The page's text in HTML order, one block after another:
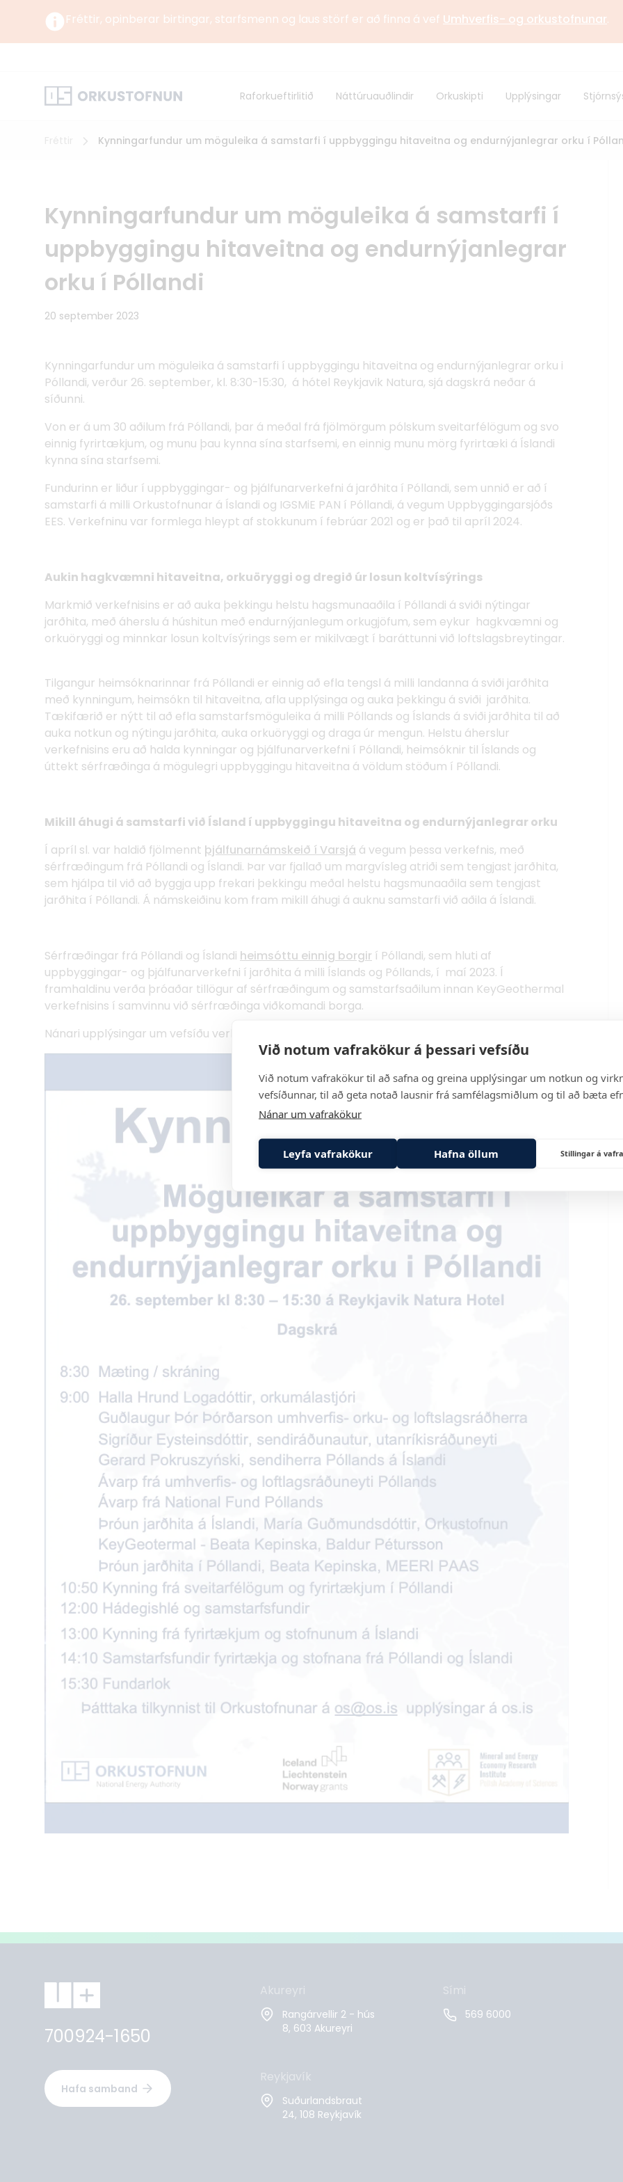
Við notum vafrakökur á þessari vefsíðu
Við notum vafrakökur til að safna og greina upplýsingar um notkun og
vefsíðunnar, til að geta notað lausnir frá samfélagsmiðlum og til að bæta
Nánar um vafrakökur
Leyfa vafrakökur Hafna öllum Stillingar á
Fréttir, opinberar birtingar, starfsmenn og laus störf er að finna á vef Umhverfis- og orkustofnunar.
Um okkur
Orkustofnun starfar undir yfirstjórn Umhverfis-,
Norrænt samstarf
Alþjóðlegt samstarf
Raforkueftirlitið Náttúruauðlindir Orkuskipti Upplýsingar
Kynningarfundur um möguleika á samstarfi í uppbyggingu hitaveitna og endurnýjanlegrar orku í
Kynningarfundur um möguleika á samstarfi í
uppbyggingu hitaveitna og endurnýjanlegrar
orku í Póllandi
20 september 2023
Kynningarfundur um möguleika á samstarfi í uppbyggingu hitaveitna og endurnýjanlegrar orku i
Póllandi, verður 26. september, kl. 8:30-15:30, á hótel Reykjavik Natura, sjá dagskrá neðar á
síðunni.
Von er á um 30 aðilum frá Póllandi, þar á meðal frá fjölmörgum pólskum sveitarfélögum og svo
einnig fyrirtækjum, og munu þau kynna sína starfsemi, en einnig munu mörg fyrirtæki á Íslandi
kynna sína starfsemi.
Fundurinn er liður í uppbyggingar- og þjálfunarverkefni á jarðhita í Póllandi, sem unnið er að í
samstarfi á milli Orkustofnunar á Íslandi og IGSMiE PAN í Póllandi, á vegum Uppbyggingarsjóðs
EES. Verkefninu var formlega hleypt af stokkunum í febrúar 2021 og er það til apríl 2024.
Aukin hagkvæmni hitaveitna, orkuöryggi og dregið úr losun koltvísýrings
Markmið verkefnisins er að auka þekkingu helstu hagsmunaaðila í Póllandi á sviði nýtingar
jarðhita, með áherslu á húshitun með endurnýjanlegum orkugjöfum, sem eykur hagkvæmni og
orkuöryggi og minnkar losun koltvísýrings sem er mikilvægt í baráttunni við loftslagsbreytingar.
Tilgangur heimsóknarinnar frá Póllandi er einnig að efla tengsl á milli landanna á sviði jarðhita
með kynningum, heimsókn til hitaveitna, afla upplýsinga og auka þekkingu á sviði jarðhita.
Tækifærið er nýtt til að efla samstarfsmöguleika á milli Póllands og Íslands á sviði jarðhita til að
auka notkun og nýtingu jarðhita, auka orkuöryggi og draga úr mengun. Helstu áherslur
verkefnisins eru að halda kynningar og þjálfunarverkefni í Póllandi, heimsóknir til Íslands og
úttekt sérfræðinga á mögulegri uppbyggingu hitaveitna á völdum stöðum í Póllandi.
Mikill áhugi á samstarfi við Ísland í uppbyggingu hitaveitna og endurnýjanlegrar orku
Í apríl sl. var haldið fjölmennt þjálfunarnámskeið í Varsjá á vegum þessa verkefnis, með
sérfræðingum frá Póllandi og Íslandi. Þar var fjallað um margvísleg atriði sem tengjast jarðhita,
sem hjálpa til við að byggja upp frekari þekkingu meðal helstu hagsmunaaðila sem tengjast
jarðhita í Póllandi. Á námskeiðinu kom fram mikill áhugi á auknu samstarfi við aðila á Íslandi.
Sérfræðingar frá Póllandi og Íslandi heimsóttu einnig borgir í Póllandi, sem hluti af
uppbyggingar- og þjálfunarverkefni í jarðhita á milli Íslands og Póllands, í maí 2023. Í
framhaldinu verða þróaðar tillögur af sérfræðingum og samstarfsaðilum innan KeyGeothermal
verkefnisins í samvinnu við sérfræðinga viðkomandi borga.
Nánari upplýsingar um vefsíðu verkefnisins
700924-1650
Hafa samband
Akureyri
Rangárvellir 2 - hús
8, 603 Akureyri
Sími
569 6000
Reykjavík
Suðurlandsbraut
24, 108 Reykjavík